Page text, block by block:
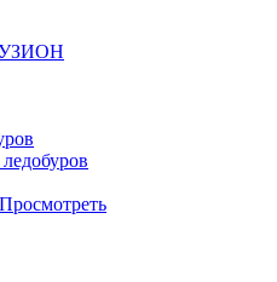
Просмотреть